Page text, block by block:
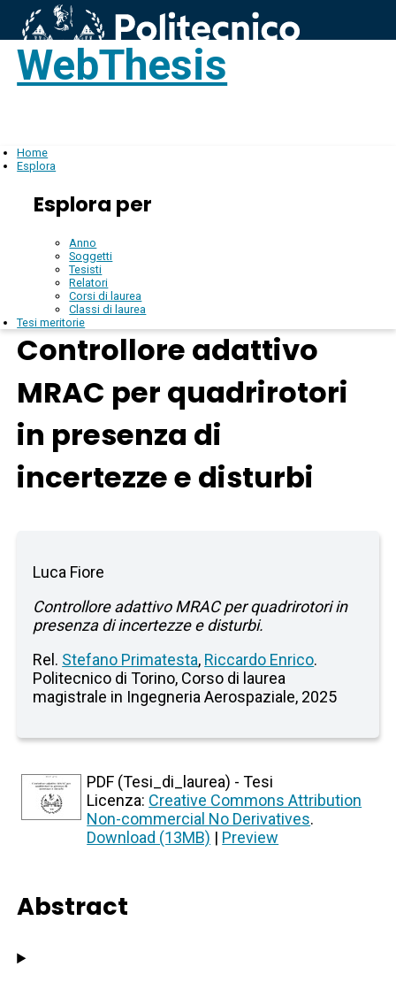
WebThesis
Home
Esplora
Esplora per
Anno
Soggetti
Tesisti
Relatori
Corsi di laurea
Classi di laurea
Tesi meritorie
Controllore adattivo
MRAC per quadrirotori
in presenza di
incertezze e disturbi
Luca Fiore
Controllore adattivo MRAC per quadrirotori in
presenza di incertezze e disturbi.
Rel. Stefano Primatesta, Riccardo Enrico.
Politecnico di Torino, Corso di laurea
magistrale in Ingegneria Aerospaziale, 2025
PDF (Tesi_di_laurea) - Tesi
Licenza: Creative Commons Attribution
Non-commercial No Derivatives.
Download (13MB) | Preview
Abstract